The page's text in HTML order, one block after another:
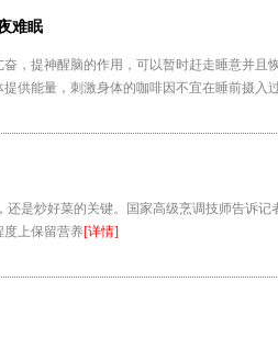
难眠
，提神醒脑的作用，可以暂时赶走睡意并且
供能量，刺激身体的咖啡因不宜在睡前摄入
还是炒好菜的关键。国家高级烹调技师告诉
上保留营养[详情]